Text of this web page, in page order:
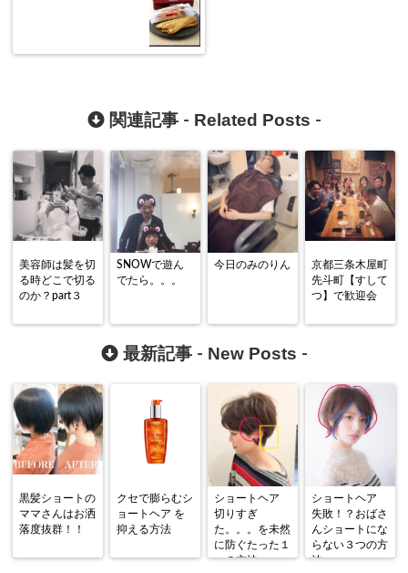
関連記事 - Related Posts -
美容師は髪を切
る時どこで切る
のか？part３
SNOWで遊ん
でたら。。。
今日のみのりん
京都三条木屋町
先斗町【すして
つ】で歓迎会
最新記事 - New Posts -
黒髪ショートの
ママさんはお洒
落度抜群！！
クセで膨らむシ
ョートヘア を
抑える方法
ショートヘア
切りすぎ
た。。。を未然
に防ぐたった１
つの方法
ショートヘア
失敗！？おばさ
んショートにな
らない３つの方
法